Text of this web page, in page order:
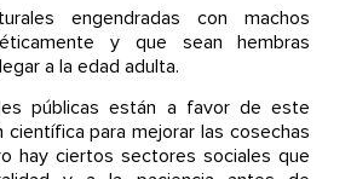
engendradas con machos
y que sean hembras
a la edad adulta.
públicas están a favor de este
científica para mejorar las cosechas
hay ciertos sectores sociales que